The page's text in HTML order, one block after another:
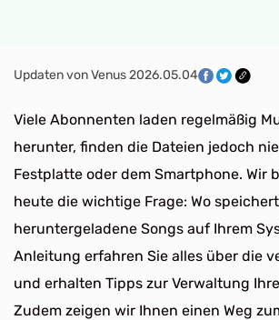
Updaten von Venus 2026.05.04
Viele Abonnenten laden regelmäßig
herunter, finden die Dateien jedoch
Festplatte oder dem Smartphone. Wir
heute die wichtige Frage: Wo
heruntergeladene Songs auf Ihrem
Anleitung erfahren Sie alles über die
und erhalten Tipps zur Verwaltung
Zudem zeigen wir Ihnen einen Weg